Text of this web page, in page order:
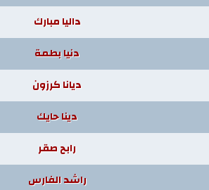
داليا مبارك
دنيا بطمة
ديانا كرزون
دينا حايك
رابح صقر
راشد الفارس